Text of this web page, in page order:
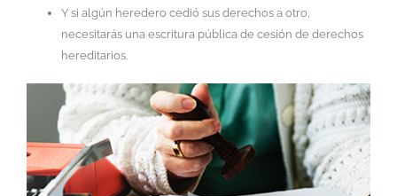
Y si algún heredero cedió sus derechos a otro,
necesitarás una escritura pública de cesión de derechos
hereditarios.